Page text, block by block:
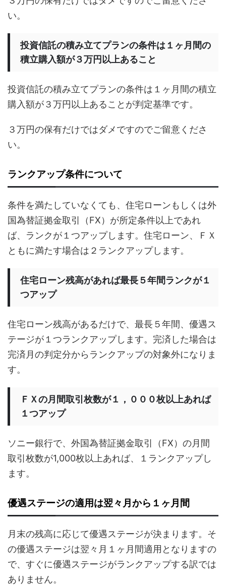
い。
投資信託の積み立てプランの条件は１ヶ月間の
積立購入額が３万円以上あること
投資信託の積み立てプランの条件は１ヶ月間の積立
購入額が３万円以上あることが判定基準です。
３万円の保有だけではダメですのでご留意くださ
い。
ランクアップ条件について
条件を満たしていなくても、住宅ローンもしくは外
国為替証拠金取引（FX）が所定条件以上であれ
ば、ランクが１つアップします。住宅ローン、ＦＸ
ともに満たす場合は２ランクアップします。
住宅ローン残高があれば最長５年間ランクが１
つアップ
住宅ローン残高があるだけで、最長５年間、優遇ス
テージが１つランクアップします。完済した場合は
完済月の判定分からランクアップの対象外になりま
す。
ＦＸの月間取引枚数が１，０００枚以上あれば
１つアップ
ソニー銀行で、外国為替証拠金取引（FX）の月間
取引枚数が1,000枚以上あれば、１ランクアップし
ます。
優遇ステージの適用は翌々月から１ヶ月間
月末の残高に応じて優遇ステージが決まります。そ
の優遇ステージは翌々月１ヶ月間適用となりますの
で、すぐに優遇ステージがランクアップする訳では
ありません。